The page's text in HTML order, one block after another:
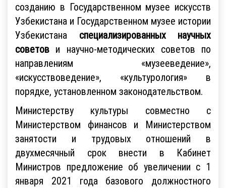
созданию в Государственном музее искусств
Узбекистана и Государственном музее истории
Узбекистана специализированных научных
советов и научно-методических советов по
направлениям «музееведение»,
«искусствоведение», «культурология» в
порядке, установленном законодательством.
Министерству культуры совместно с
Министерством финансов и Министерством
занятости и трудовых отношений в
двухмесячный срок внести в Кабинет
Министров предложение об увеличении с 1
января 2021 года базового должностного